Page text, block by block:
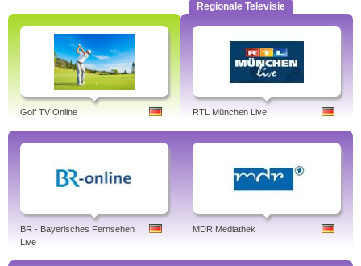
Golf TV Online
Regionale Televisie
RTL München Live
BR - Bayerisches Fernsehen
Live
MDR Mediathek